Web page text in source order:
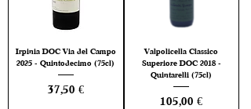
Irpinia DOC Via del Campo
2025 - Quintodecimo (75cl)
Prezzo
37,50 €
Valpolicella Classico
Superiore DOC 2018 -
Quintarelli (75cl)
Prezzo
105,00 €